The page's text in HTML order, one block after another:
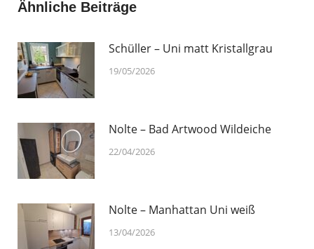
Ähnliche Beiträge
Schüller – Uni matt Kristallgrau
19/05/2026
Nolte – Bad Artwood Wildeiche
22/04/2026
Nolte – Manhattan Uni weiß
13/04/2026